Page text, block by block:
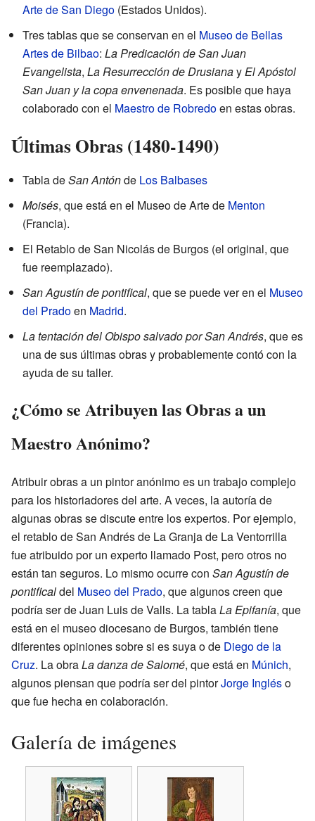
Arte de San Diego (Estados Unidos).
Tres tablas que se conservan en el Museo de Bellas
Artes de Bilbao: La Predicación de San Juan
Evangelista, La Resurrección de DrusianayEl Apóstol
San Juan y la copa envenenada. Es posible que haya
colaborado con el Maestro de Robredoen estas obras.
Últimas Obras (1480-1490)
Tabla deSan Antónde Los Balbases
Moisés, que está en el Museo de Arte de Menton
(Francia).
El Retablo de San Nicolás de Burgos (el original, que
fue reemplazado).
San Agustín de pontifical, que se puede ver en el Museo
del Pradoen Madrid.
La tentación del Obispo salvado por San Andrés, que es
una de sus últimas obras y probablemente contó con la
ayuda de su taller.
¿Cómo se Atribuyen las Obras a un
Maestro Anónimo?
Atribuir obras a un pintor anónimo es un trabajo complejo
para los historiadores del arte. A veces, la autoría de
algunas obras se discute entre los expertos. Por ejemplo,
el retablo de San Andrés de La Granja de La Ventorrilla
fue atribuido por un experto llamado Post, pero otros no
están tan seguros. Lo mismo ocurre con San Agustín de
pontificaldel Museo del Prado, que algunos creen que
podría ser de Juan Luis de Valls. La tablaLa Epifanía, que
está en el museo diocesano de Burgos, también tiene
diferentes opiniones sobre si es suya o de Diego de la
Cruz. La obraLa danza de Salomé, que está en Múnich,
algunos piensan que podría ser del pintorJorge Ingléso
que fue hecha en colaboración.
Galería de imágenes